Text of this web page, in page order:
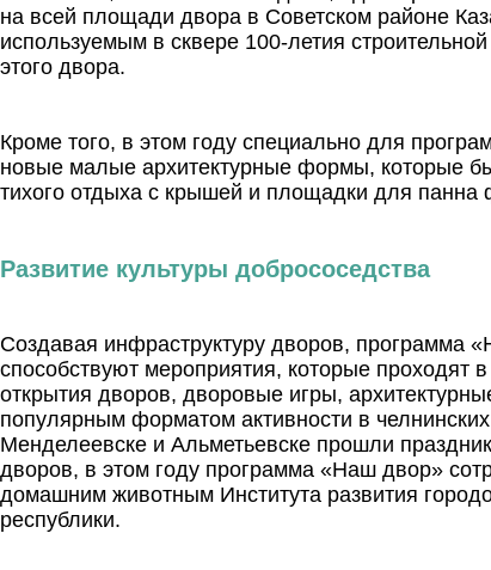
на всей площади двора в Советском районе
используемым в сквере 100-летия
этого двора.
Кроме того, в этом году специально для
новые малые архитектурные формы, которые
тихого отдыха с крышей и площадки для панна
Развитие культуры добрососедства
Создавая инфраструктуру дворов, программа
способствуют мероприятия, которые
открытия дворов, дворовые игры,
популярным форматом активности в
Менделеевске и Альметьевске прошли
дворов, в этом году программа «Наш двор»
домашним животным Института развития
республики.